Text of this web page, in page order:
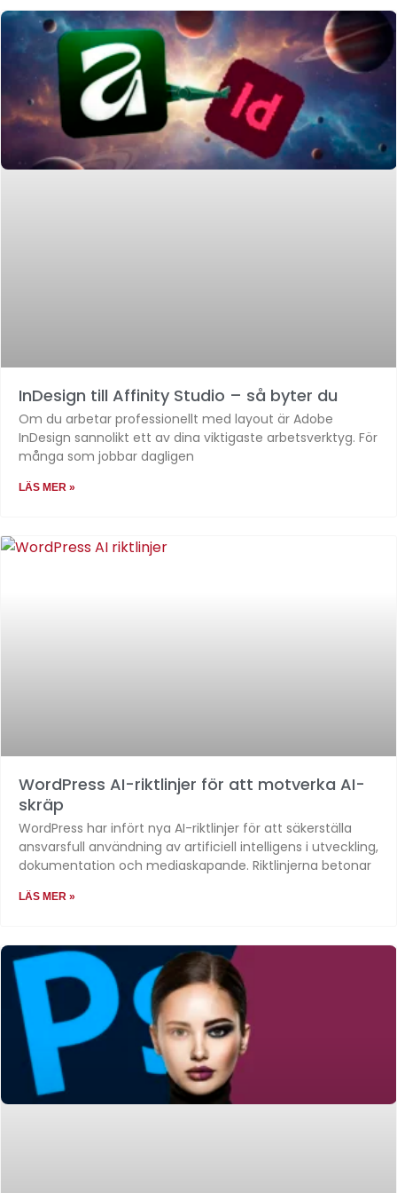
InDesign till Affinity Studio – så byter du
Om du arbetar professionellt med layout är Adobe
InDesign sannolikt ett av dina viktigaste arbetsverktyg. För
många som jobbar dagligen
LÄS MER »
WordPress AI-riktlinjer för att motverka AI-
skräp
WordPress har infört nya AI-riktlinjer för att säkerställa
ansvarsfull användning av artificiell intelligens i utveckling,
dokumentation och mediaskapande. Riktlinjerna betonar
LÄS MER »